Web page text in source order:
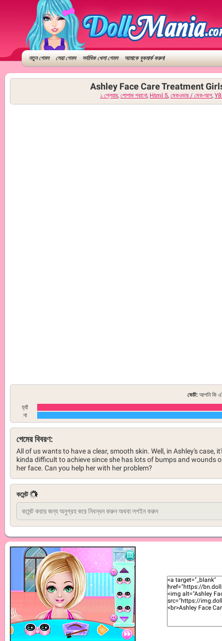
নতুন গেমস সেরা গেমস সর্বাধিক খেলা গেমস আমাকে বুকমার্ক করুন!
Ashley Face Care Treatment
১ প্লেয়ার, পোশাক পরানো, Html 5, মেকওভার / মেক-আপ, Y8
ভোট: আপনি কি
হ্যাঁ
না
গেমের বিবরণ:
All of us wants to have a clear, smooth skin. Well, in Ashley's case,
kinda difficult to achieve since she has lots of bumps and wounds
her face. Can you help her with her problem?
কমেন্ট